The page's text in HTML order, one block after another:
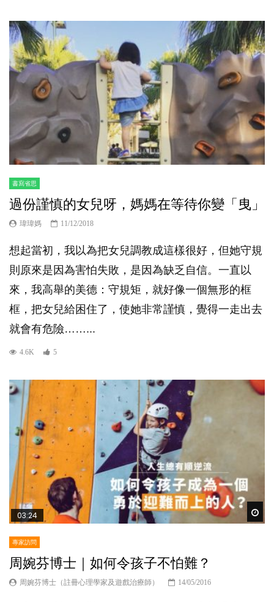
書寫省思
過份謹慎的女兒呀，媽媽在等待你變「曳」
瑋瑋媽 11/12/2018
想起當初，我以為把女兒調教成這樣很好，但她守規
則原來是因為害怕失敗，是因為缺乏自信。一直以
來，我高舉的美德：守規矩，就好像一個無形的框
框，把女兒給困住了，使她非常謹慎，覺得一走出去
就會有危險……...
4.6K 5
03:24
專家訪問
周婉芬博士｜如何令孩子不怕難？
周婉芬博士（註冊心理學家及遊戲治療師） 14/05/2016